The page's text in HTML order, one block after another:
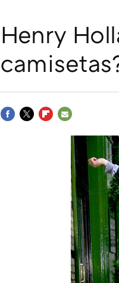
Henry
MAIL